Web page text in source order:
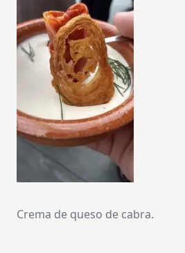
Crema de queso de cabra.